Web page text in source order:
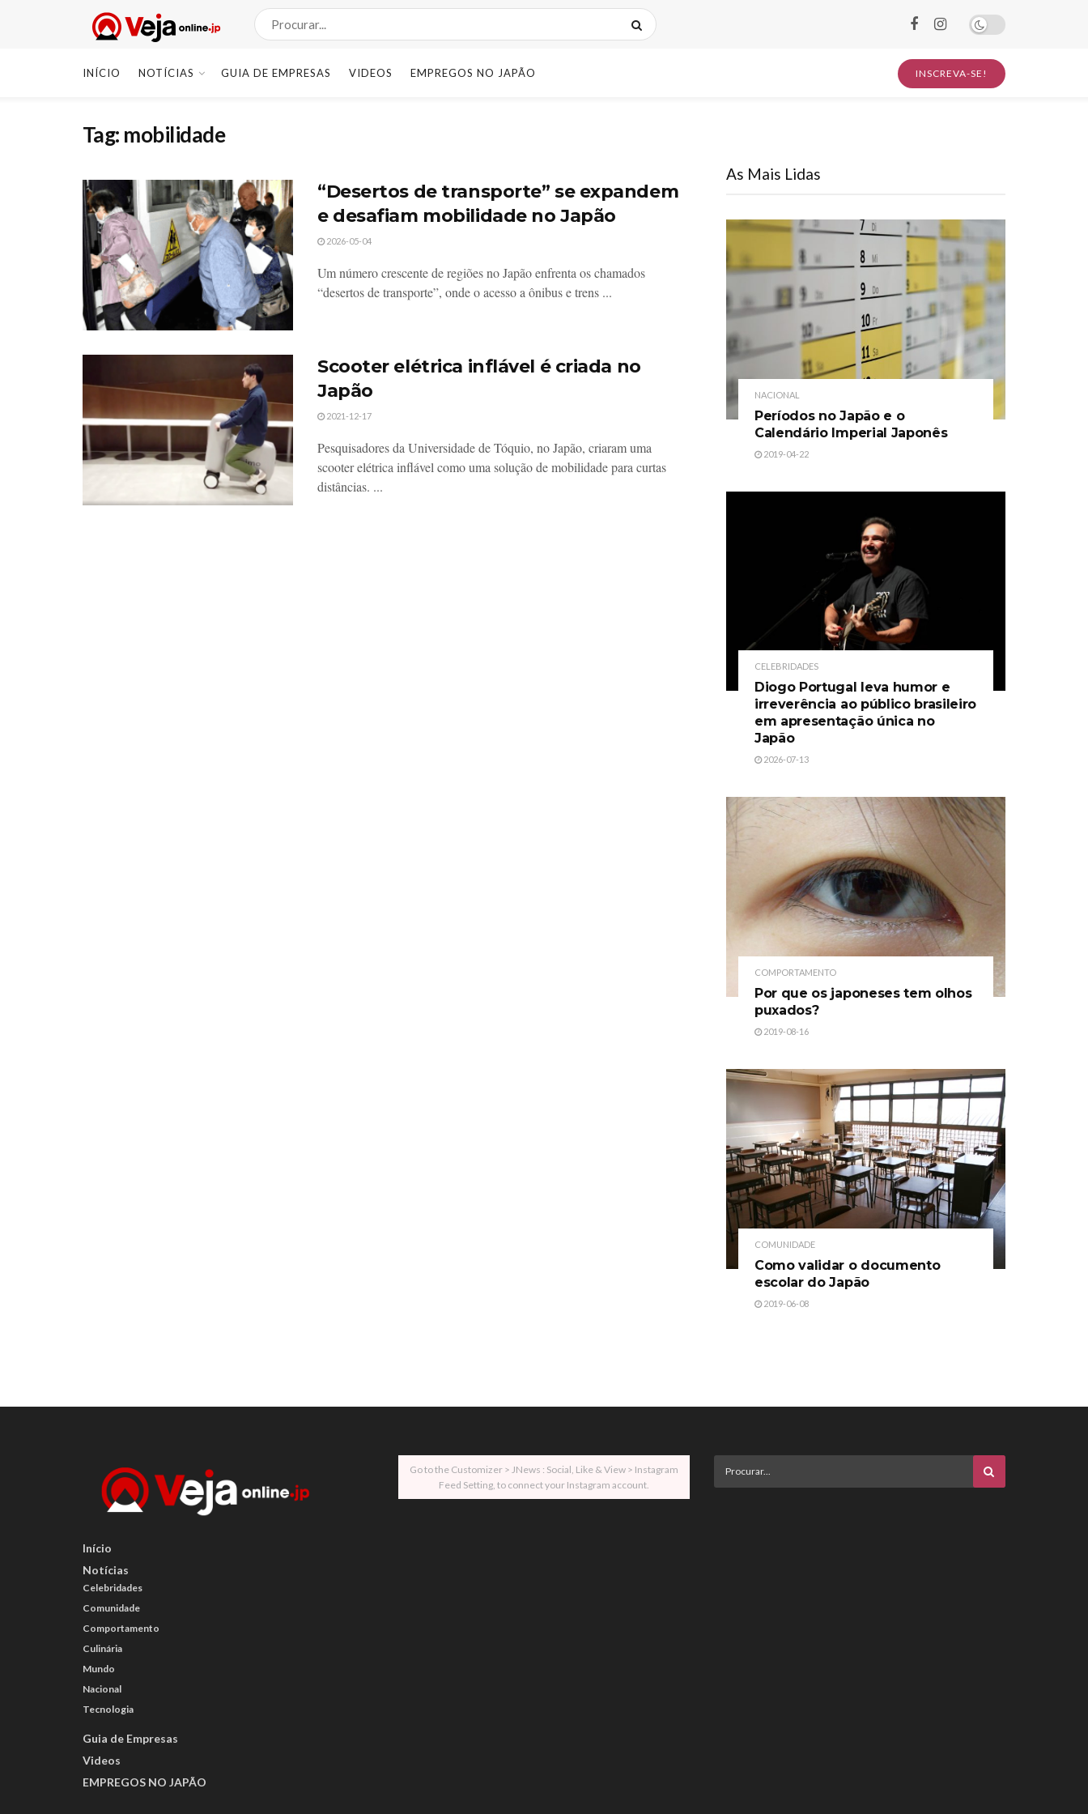
INÍCIO NOTÍCIAS GUIA DE EMPRESAS VIDEOS EMPREGOS NO JAPÃO INSCREVA-SE!
Tag: mobilidade
“Desertos de transporte” se expandem
e desafiam mobilidade no Japão
2026-05-04
Um número crescente de regiões no Japão enfrenta os chamados
“desertos de transporte”, onde o acesso a ônibus e trens ...
Scooter elétrica inflável é criada no
Japão
2021-12-17
Pesquisadores da Universidade de Tóquio, no Japão, criaram uma
scooter elétrica inflável como uma solução de mobilidade para curtas
distâncias. ...
As Mais Lidas
NACIONAL
Períodos no Japão e o
Calendário Imperial Japonês
2019-04-22
CELEBRIDADES
Diogo Portugal leva humor e
irreverência ao público brasileiro
em apresentação única no
Japão
2026-07-13
COMPORTAMENTO
Por que os japoneses tem olhos
puxados?
2019-08-16
COMUNIDADE
Como validar o documento
escolar do Japão
2019-06-08
Início
Notícias
Celebridades
Comunidade
Comportamento
Culinária
Mundo
Nacional
Tecnologia
Guia de Empresas
Videos
EMPREGOS NO JAPÃO
Go to the Customizer > JNews : Social, Like & View > Instagram
Feed Setting, to connect your Instagram account.